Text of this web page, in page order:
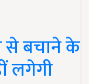
से बचाने के
लगेगी